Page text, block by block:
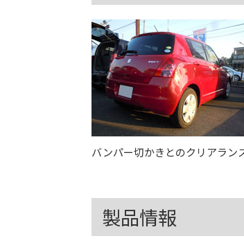
バンパー切かきとのクリアラン
製品情報